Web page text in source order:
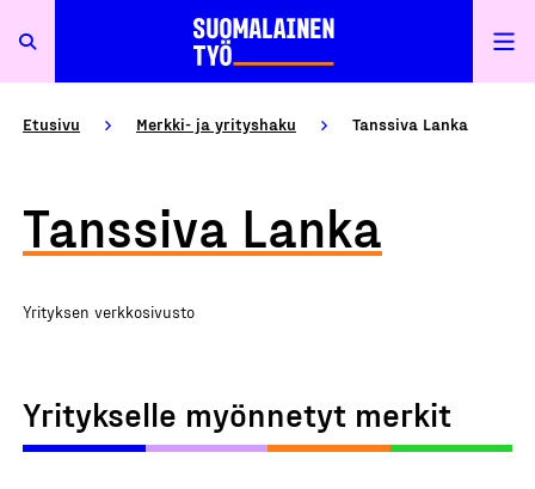
Etusivu Merkki- ja yrityshaku Tanssiva Lanka
Tanssiva Lanka
Yrityksen verkkosivusto
Yritykselle myönnetyt merkit